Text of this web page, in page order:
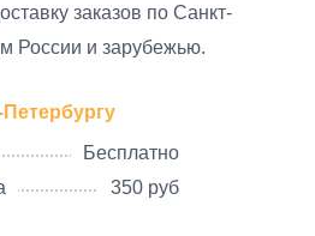
заказов по Санкт-
России и зарубежью.
Бесплатно
350 руб